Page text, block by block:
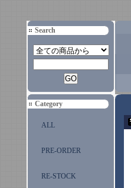
Search
Category
ALL
PRE-ORDER
RE-STOCK